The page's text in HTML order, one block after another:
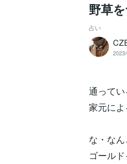
野草
占い
通って
家元に
な・な
ゴール